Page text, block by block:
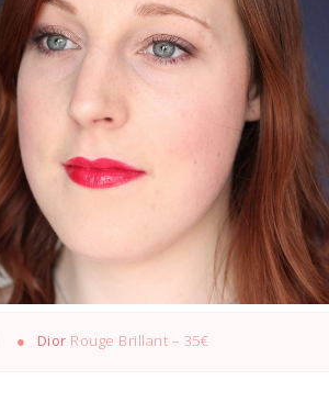
Dior Rouge Brillant – 35€